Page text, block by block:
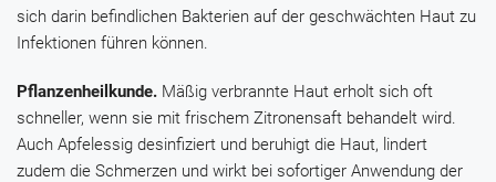
sich darin befindlichen Bakterien auf der geschwächten Haut zu
Infektionen führen können.
Pflanzenheilkunde. Mäßig verbrannte Haut erholt sich oft
schneller, wenn sie mit frischem Zitronensaft behandelt wird.
Auch Apfelessig desinfiziert und beruhigt die Haut, lindert
zudem die Schmerzen und wirkt bei sofortiger Anwendung der